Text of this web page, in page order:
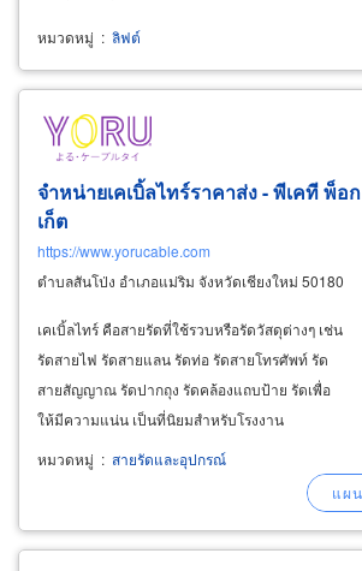
หมวดหมู่ : ลิฟต์
จำหน่ายเคเบิ้ลไทร์ราคาส่ง - พีเคที พ็อก
เก็ต
https://www.yorucable.com
ตำบลสันโป่ง อำเภอแม่ริม จังหวัดเชียงใหม่ 50180
เคเบิ้ลไทร์ คือสายรัดที่ใช้รวบหรือรัดวัสดุต่างๆ เช่น
รัดสายไฟ รัดสายแลน รัดท่อ รัดสายโทรศัพท์ รัด
สายสัญญาณ รัดปากถุง รัดคล้องแถบป้าย รัดเพื่อ
ให้มีความแน่น เป็นที่นิยมสำหรับโรงงาน
อุตสาหกรรมต่างๆ เช่น อุตสาหกรรมงานเกษตร
อุตสาหกรรมยานยนต์
หมวดหมู่ : สายรัดและอุปกรณ์